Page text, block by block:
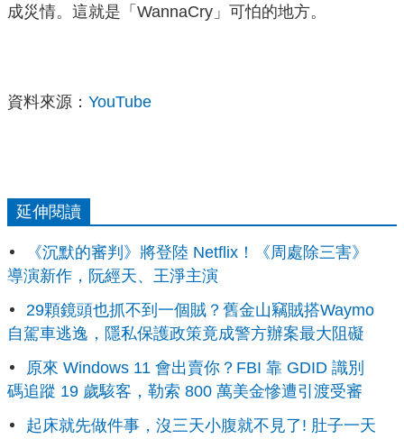
成災情。這就是「WannaCry」可怕的地方。
資料來源： YouTube
延伸閱讀
《沉默的審判》將登陸 Netflix！《周處除三害》
導演新作，阮經天、王淨主演
29顆鏡頭也抓不到一個賊？舊金山竊賊搭Waymo
自駕車逃逸，隱私保護政策竟成警方辦案最大阻礙
原來 Windows 11 會出賣你？FBI 靠 GDID 識別
碼追蹤 19 歲駭客，勒索 800 萬美金慘遭引渡受審
起床就先做件事，沒三天小腹就不見了! 肚子一天